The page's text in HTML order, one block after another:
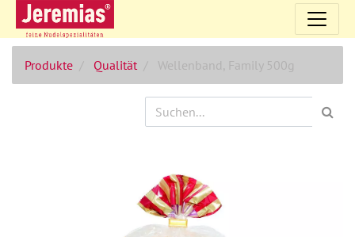
Produkte Qualität Wellenband, Family 500g